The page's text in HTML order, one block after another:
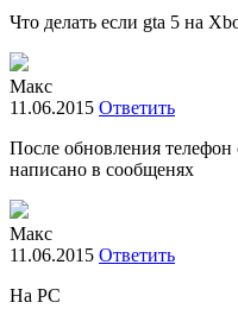
Что делать если gta 5 на
Макс
11.06.2015 Ответить
После обновления телефон
написано в сообщенях
Макс
11.06.2015 Ответить
На PC